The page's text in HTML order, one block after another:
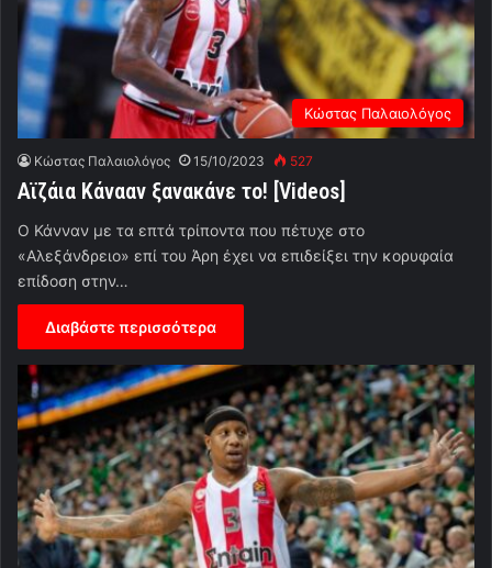
Κώστας Παλαιολόγος
Κώστας Παλαιολόγος 15/10/2023 527
Αϊζάια Κάνααν ξανακάνε το! [Videos]
Ο Κάνναν με τα επτά τρίποντα που πέτυχε στο
«Αλεξάνδρειο» επί του Άρη έχει να επιδείξει την κορυφαία
επίδοση στην…
Διαβάστε περισσότερα